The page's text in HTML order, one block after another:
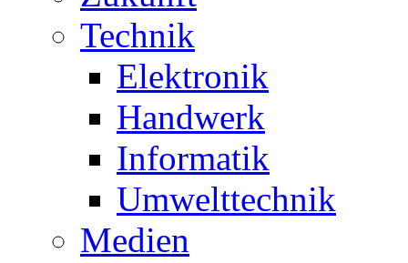
Technik
Elektronik
Handwerk
Informatik
Umwelttechnik
Medien